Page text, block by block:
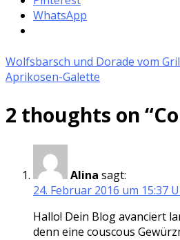
WhatsApp
Wolfsbarsch und Dorade vom
Aprikosen-Galette
2 thoughts on “
Alina sagt:
24. Februar 2016 um 15:37
Hallo! Dein Blog avanciert
denn eine couscous